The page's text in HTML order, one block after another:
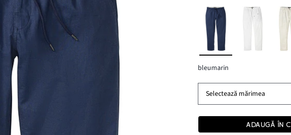
bleumarin
Selectează mărimea
ADAUGĂ ÎN